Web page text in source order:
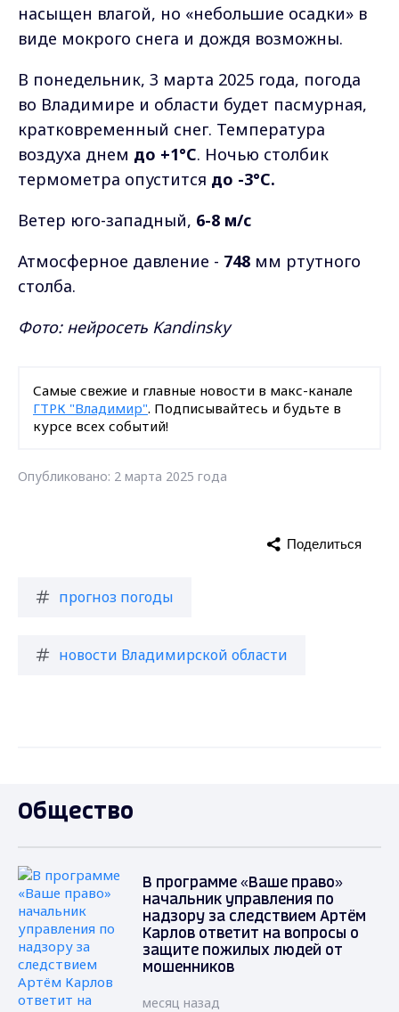
насыщен влагой, но «небольшие осадки» в
виде мокрого снега и дождя возможны.
В понедельник, 3 марта 2025 года, погода
во Владимире и области будет пасмурная,
кратковременный снег. Температура
воздуха днем до +1°С. Ночью столбик
термометра опустится до -3°C.
Ветер юго-западный, 6-8 м/с
Атмосферное давление - 748 мм ртутного
столба.
Фото: нейросеть Kandinsky
Самые свежие и главные новости в макс-канале
ГТРК "Владимир". Подписывайтесь и будьте в
курсе всех событий!
Опубликовано: 2 марта 2025 года
прогноз погоды
новости Владимирской области
Поделиться
Общество
В программе «Ваше право»
начальник управления по
надзору за следствием Артём
Карлов ответит на вопросы о
защите пожилых людей от
мошенников
месяц назад